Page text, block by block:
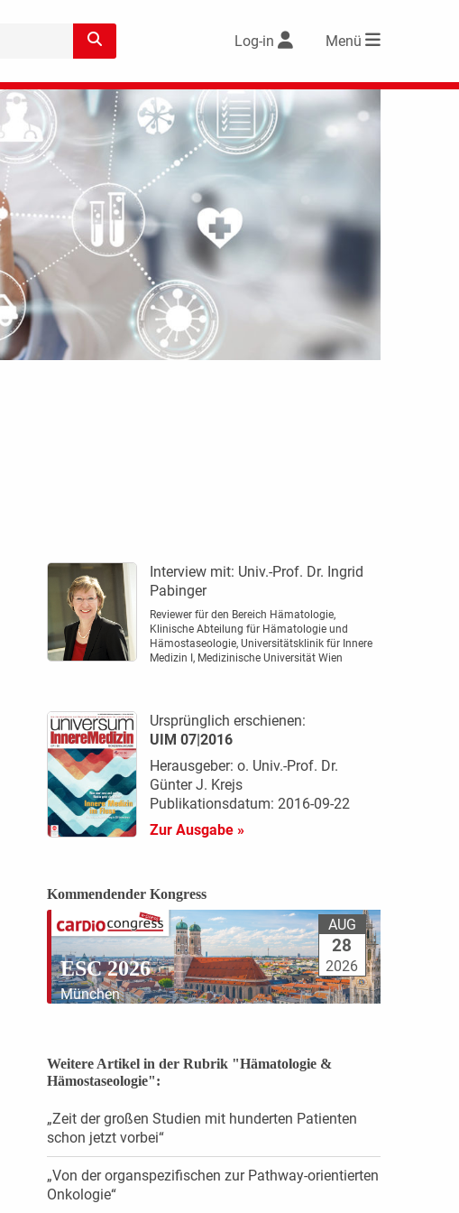
Log-in Menü
Interview mit: Univ.-Prof. Dr. Ingrid
Pabinger
Reviewer für den Bereich Hämatologie,
Klinische Abteilung für Hämatologie und
Hämostaseologie, Universitätsklinik für Innere
Medizin I, Medizinische Universität Wien
Ursprünglich erschienen:
UIM 07|2016
Herausgeber: o. Univ.-Prof. Dr.
Günter J. Krejs
Publikationsdatum: 2016-09-22
Zur Ausgabe »
Kommendender Kongress
ESC 2026
München
AUG
28
2026
Weitere Artikel in der Rubrik "Hämatologie &
Hämostaseologie":
„Zeit der großen Studien mit hunderten Patienten
schon jetzt vorbei“
„Von der organspezifischen zur Pathway-orientierten
Onkologie“